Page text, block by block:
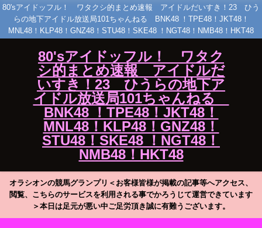
80'sアイドッフル！ ワタクシ的まとめ速報 アイドルだいすき！23 ひう
らの地下アイドル放送局101ちゃんねる BNK48 ！TPE48！JKT48！
MNL48！KLP48！GNZ48！STU48！SKE48 ！NGT48！NMB48！HKT48
80'sアイドッフル！ ワタク
シ的まとめ速報 アイドルだ
いすき！23 ひうらの地下ア
イドル放送局101ちゃんねる
BNK48 ！TPE48！JKT48！
MNL48！KLP48！GNZ48！
STU48！SKE48 ！NGT48！
NMB48！HKT48
オラシオンの競馬グランプリ＜お客様皆様が掲載の記事等へアクセス、
閲覧、こちらのサービスを利用される事でかろうじて運営できています
＞本日は足元が悪い中ご足労頂き誠に有難うございます。